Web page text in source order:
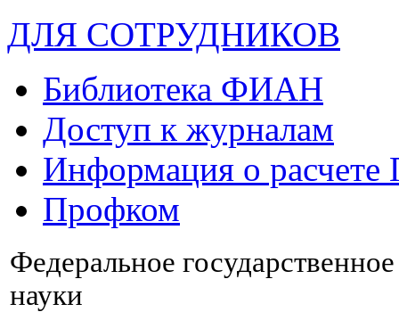
ДЛЯ СОТРУДНИКОВ
Библиотека ФИАН
Доступ к журналам
Информация о
Профком
Федеральное
науки